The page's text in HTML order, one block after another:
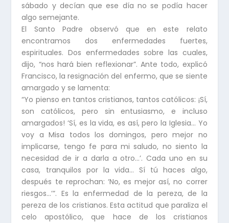
sábado y decían que ese día no se podía hacer
algo semejante.
El Santo Padre observó que en este relato
encontramos dos enfermedades fuertes,
espirituales. Dos enfermedades sobre las cuales,
dijo, “nos hará bien reflexionar”. Ante todo, explicó
Francisco, la resignación del enfermo, que se siente
amargado y se lamenta:
“Yo pienso en tantos cristianos, tantos católicos: ¡Sí,
son católicos, pero sin entusiasmo, e incluso
amargados! ‘Sí, es la vida, es así, pero la Iglesia… Yo
voy a Misa todos los domingos, pero mejor no
implicarse, tengo fe para mi saludo, no siento la
necesidad de ir a darla a otro…’. Cada uno en su
casa, tranquilos por la vida… Sí tú haces algo,
después te reprochan: ‘No, es mejor así, no correr
riesgos…’”. Es la enfermedad de la pereza, de la
pereza de los cristianos. Esta actitud que paraliza el
celo apostólico, que hace de los cristianos